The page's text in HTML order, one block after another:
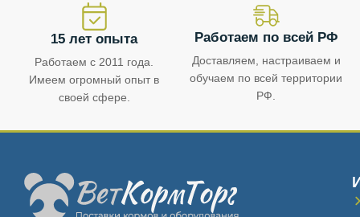
15 лет опыта
Работаем с 2011 года.
Имеем огромный опыт в
своей сфере.
Работаем по всей РФ
Доставляем, настраиваем и
обучаем по всей территории
РФ.